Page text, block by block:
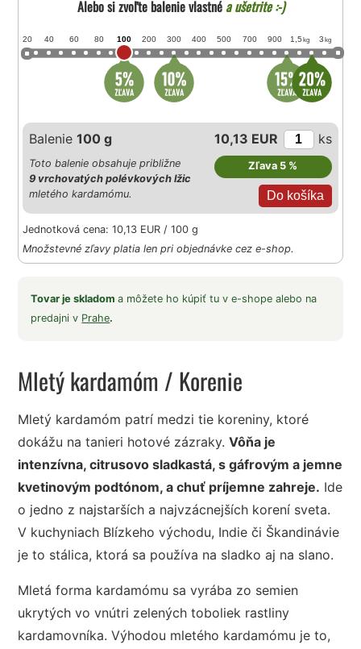
Alebo si zvoľte balenie vlastnéa ušetrite :-)
20 40 60 80 100 200 300 400 500 700 900 1,5 kg 3 kg
Balenie100 g 10,13 EUR ks
Zľava 5 %
Toto balenie obsahuje približne
9 vrchovatých polévkových lžic
mletého kardamómu.
Jednotková cena: 10,13 EUR / 100 g
Množstevné zľavy platia len pri objednávke cez e-shop.
Tovar je skladoma môžete ho kúpiť tu v e-shope alebo na
predajni v Prahe.
Mletý kardamóm / Korenie
Mletý kardamóm patrí medzi tie koreniny, ktoré
dokážu na tanieri hotové zázraky.Vôňa je
intenzívna, citrusovo sladkastá, s gáfrovým a jemne
kvetinovým podtónom, a chuť príjemne zahreje. Ide
o jedno z najstarších a najvzácnejších korení sveta.
V kuchyniach Blízkeho východu, Indie či Škandinávie
je to stálica, ktorá sa používa na sladko aj na slano.
Mletá forma kardamómu sa vyrába zo semien
ukrytých vo vnútri zelených toboliek rastliny
kardamovníka. Výhodou mletého kardamómu je to,